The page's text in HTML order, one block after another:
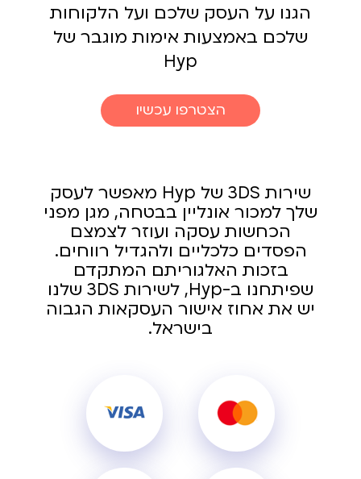
הגנו על העסק שלכם ועל הלקוחות
שלכם באמצעות אימות מוגבר של
Hyp
הצטרפו עכשיו
שירות 3DS של Hyp מאפשר לעסק
שלך למכור אונליין בבטחה, מגן מפני
הכחשות עסקה ועוזר לצמצם
הפסדים כלכליים ולהגדיל רווחים.
בזכות האלגוריתם המתקדם
שפיתחנו ב-Hyp, לשירות 3DS שלנו
יש את אחוז אישור העסקאות הגבוה
בישראל.